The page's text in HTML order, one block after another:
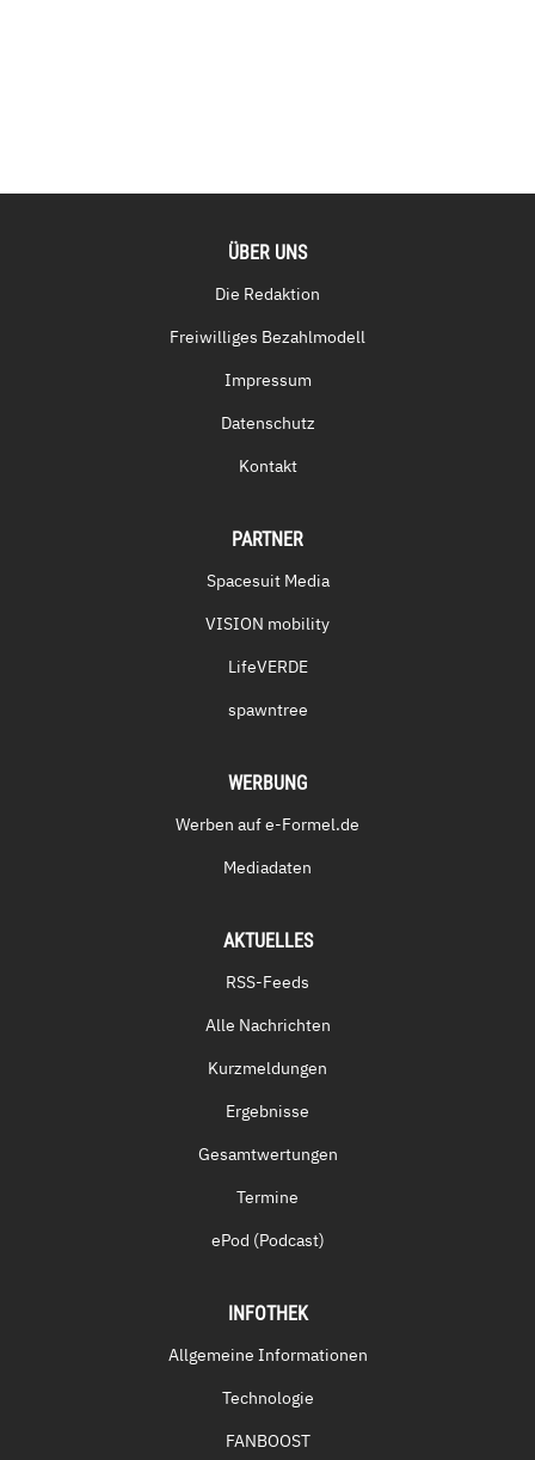
ÜBER UNS
Die Redaktion
Freiwilliges Bezahlmodell
Impressum
Datenschutz
Kontakt
PARTNER
Spacesuit Media
VISION mobility
LifeVERDE
spawntree
WERBUNG
Werben auf e-Formel.de
Mediadaten
AKTUELLES
RSS-Feeds
Alle Nachrichten
Kurzmeldungen
Ergebnisse
Gesamtwertungen
Termine
ePod (Podcast)
INFOTHEK
Allgemeine Informationen
Technologie
FANBOOST